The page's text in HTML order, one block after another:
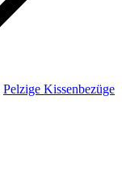
Pelzige Kissenbezüge